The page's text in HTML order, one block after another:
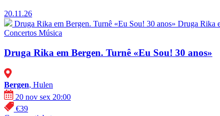
20.11.26
Druga Rika em Bergen. Turnê «Eu Sou! 30 anos» Druga Rika
Concertos Música
Druga Rika em Bergen. Turnê «Eu Sou! 30 anos»
Bergen, Hulen
20 nov sex 20:00
€39